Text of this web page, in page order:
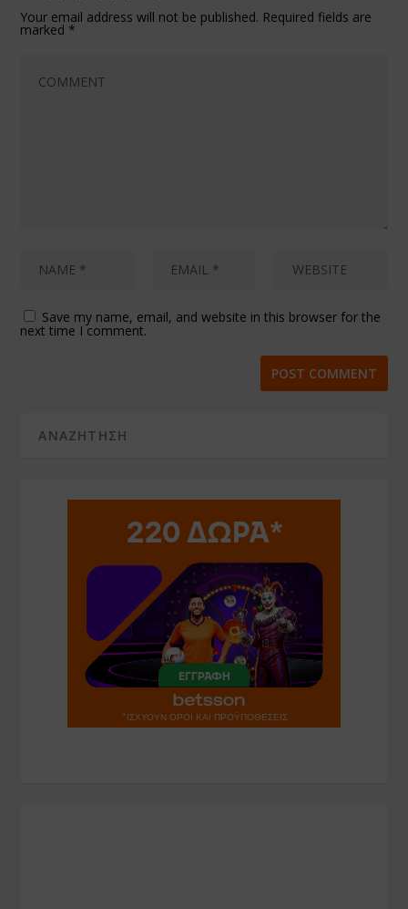
Your email address will not be published. Required fields are
marked *
Save my name, email, and website in this browser for the
next time I comment.